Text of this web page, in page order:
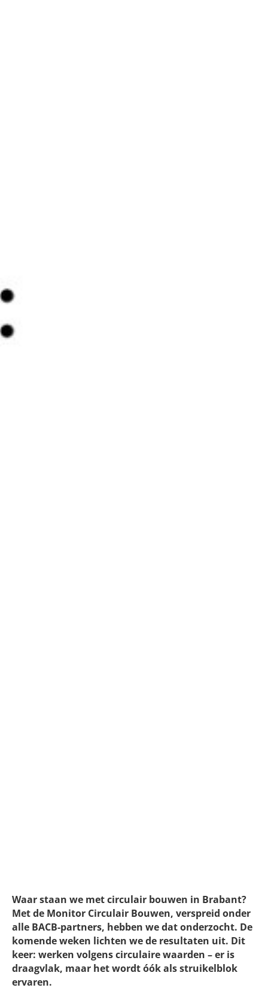
Waar staan we met circulair bouwen in Brabant?
Met de Monitor Circulair Bouwen, verspreid onder
alle BACB-partners, hebben we dat onderzocht. De
komende weken lichten we de resultaten uit. Dit
keer: werken volgens circulaire waarden – er is
draagvlak, maar het wordt óók als struikelblok
ervaren.